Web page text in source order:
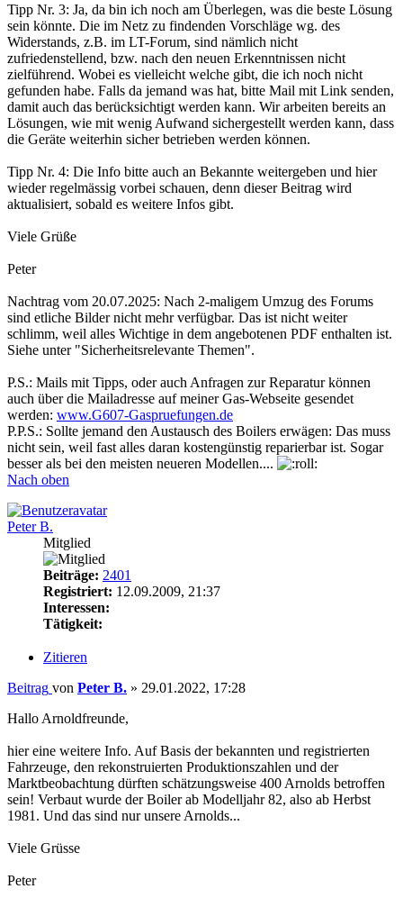
Tipp Nr. 3: Ja, da bin ich noch am Überlegen, was die beste Lösung
sein könnte. Die im Netz zu findenden Vorschläge wg. des
Widerstands, z.B. im LT-Forum, sind nämlich nicht
zufriedenstellend, bzw. nach den neuen Erkenntnissen nicht
zielführend. Wobei es vielleicht welche gibt, die ich noch nicht
gefunden habe. Falls da jemand was hat, bitte Mail mit Link senden,
damit auch das berücksichtigt werden kann. Wir arbeiten bereits an
Lösungen, wie mit wenig Aufwand sichergestellt werden kann, dass
die Geräte weiterhin sicher betrieben werden können.
Tipp Nr. 4: Die Info bitte auch an Bekannte weitergeben und hier
wieder regelmässig vorbei schauen, denn dieser Beitrag wird
aktualisiert, sobald es weitere Infos gibt.
Viele Grüße
Peter
Nachtrag vom 20.07.2025: Nach 2-maligem Umzug des Forums
sind etliche Bilder nicht mehr verfügbar. Das ist nicht weiter
schlimm, weil alles Wichtige in dem angebotenen PDF enthalten ist.
Siehe unter "Sicherheitsrelevante Themen".
P.S.: Mails mit Tipps, oder auch Anfragen zur Reparatur können
auch über die Mailadresse auf meiner Gas-Webseite gesendet
werden: www.G607-Gaspruefungen.de
P.P.S.: Sollte jemand den Austausch des Boilers erwägen: Das muss
nicht sein, weil fast alles daran kostengünstig reparierbar ist. Sogar
besser als bei den meisten neueren Modellen....
Nach oben
Peter B.
Mitglied
Beiträge: 2401
Registriert: 12.09.2009, 21:37
Interessen:
Tätigkeit:
Zitieren
Beitrag von Peter B. » 29.01.2022, 17:28
Hallo Arnoldfreunde,
hier eine weitere Info. Auf Basis der bekannten und registrierten
Fahrzeuge, den rekonstruierten Produktionszahlen und der
Marktbeobachtung dürften schätzungsweise 400 Arnolds betroffen
sein! Verbaut wurde der Boiler ab Modelljahr 82, also ab Herbst
1981. Und das sind nur unsere Arnolds...
Viele Grüsse
Peter